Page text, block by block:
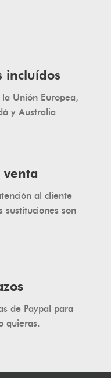
incluídos
Unión Europea,
y Australia
venta
al cliente
sustituciones son
de Paypal para
quieras.